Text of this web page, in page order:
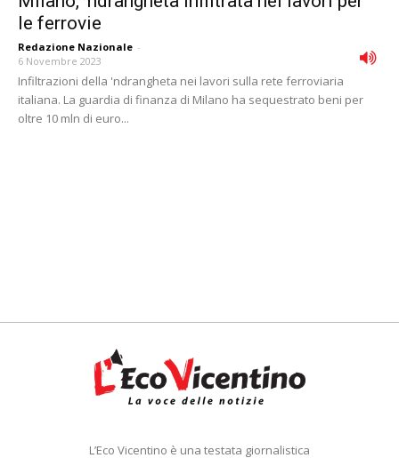
le ferrovie
Redazione Nazionale -
6 Novembre 2023
Infiltrazioni della 'ndrangheta nei lavori sulla rete ferroviaria
italiana. La guardia di finanza di Milano ha sequestrato beni per
oltre 10 mln di euro...
L’Eco Vicentino è una testata giornalistica